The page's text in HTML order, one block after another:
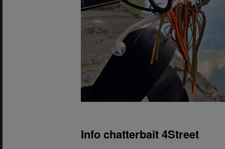
Info chatterbait 4Street